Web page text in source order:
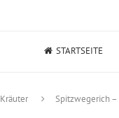
STARTSEITE
Kräuter Spitzwegerich